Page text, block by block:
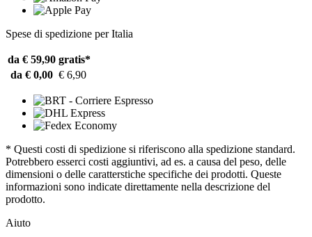
Spese di spedizione per Italia
da € 59,90 gratis*
da € 0,00 € 6,90
* Questi costi di spedizione si riferiscono alla spedizione standard.
Potrebbero esserci costi aggiuntivi, ad es. a causa del peso, delle
dimensioni o delle caratterstiche specifiche dei prodotti. Queste
informazioni sono indicate direttamente nella descrizione del
prodotto.
Aiuto